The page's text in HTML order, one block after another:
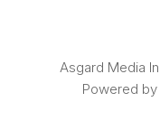
Asgard Media
Powered by